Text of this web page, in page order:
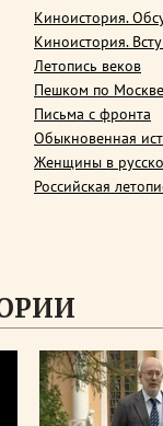
Киноистория.
Киноистория.
Летопись веков
Пешком по Москве
Письма с фронта
Обыкновенная
Женщины в
Российская